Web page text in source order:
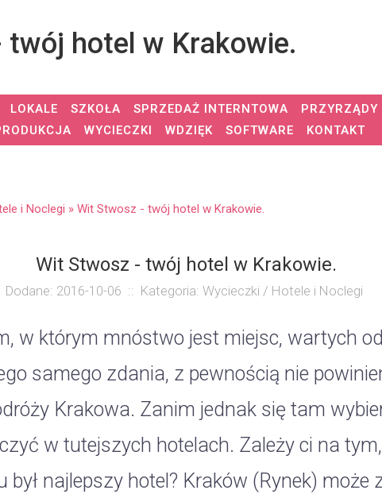
twój hotel w Krakowie.
LOKALE SZKOŁA SPRZEDAŻ INTERNTOWA PRZYRZĄDY
WYCIECZKI WDZIĘK SOFTWARE KONTAKT
i Noclegi » Wit Stwosz - twój hotel w Krakowie.
Wit Stwosz - twój hotel w Krakowie.
Dodane: 2016-10-06 :: Kategoria: Wycieczki / Hotele i Noclegi
w którym mnóstwo jest miejsc, wartych
samego zdania, z pewnością nie
Krakowa. Zanim jednak się tam
w tutejszych hotelach. Zależy ci na
był najlepszy hotel? Kraków (Rynek) może